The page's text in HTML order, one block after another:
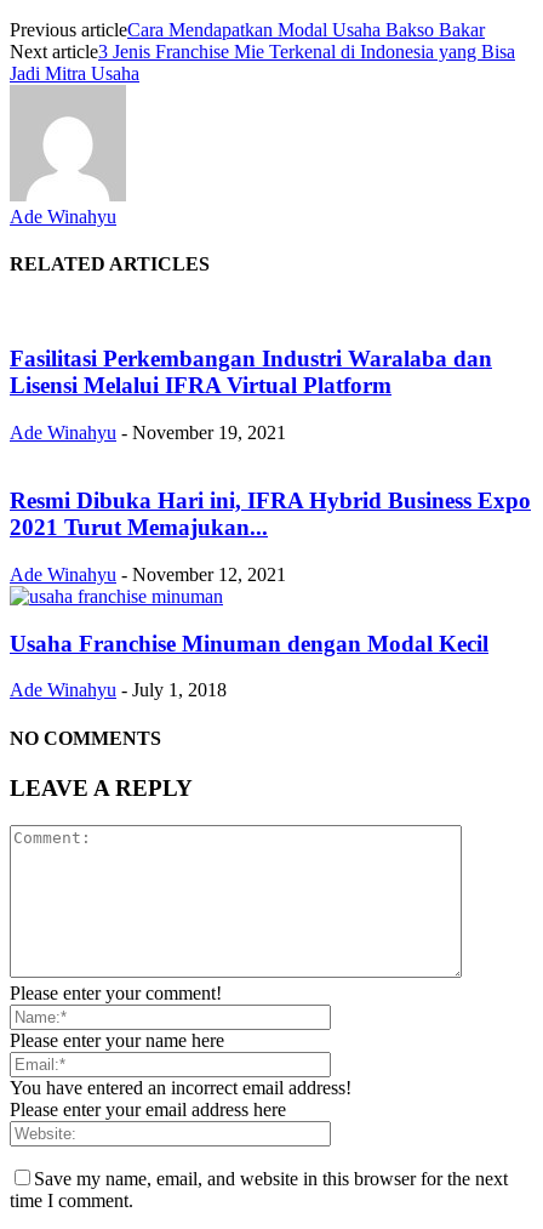
Previous articleCara Mendapatkan Modal Usaha Bakso Bakar
Next article3 Jenis Franchise Mie Terkenal di Indonesia yang Bisa
Jadi Mitra Usaha
Ade Winahyu
RELATED ARTICLES
Fasilitasi Perkembangan Industri Waralaba dan
Lisensi Melalui IFRA Virtual Platform
Ade Winahyu - November 19, 2021
Resmi Dibuka Hari ini, IFRA Hybrid Business Expo
2021 Turut Memajukan...
Ade Winahyu - November 12, 2021
Usaha Franchise Minuman dengan Modal Kecil
Ade Winahyu - July 1, 2018
NO COMMENTS
LEAVE A REPLY
Please enter your comment!
Please enter your name here
You have entered an incorrect email address!
Please enter your email address here
Save my name, email, and website in this browser for the next
time I comment.